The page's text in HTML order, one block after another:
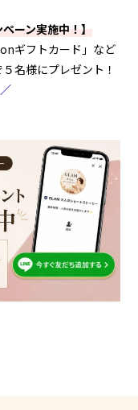
ーン実施中！】
ギフトカード」など
名様にプレゼント！